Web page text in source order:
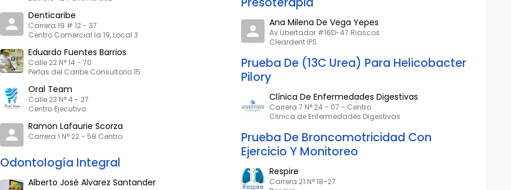
Denticaribe
Carrera 19 # 12 - 37
Centro Comercial la 19, Local 3
Eduardo Fuentes Barrios
Calle 22 N° 14 - 70
Perlas del Caribe Consultorio 15
Oral Team
Calle 23 N° 4 - 27
Centro Ejecutivo
Ramon Lafaurie Scorza
Carrera 1 N° 22 - 58 Centro
Odontología Integral
Alberto José Alvarez Santander
Ana Milena De Vega Yepes
Av Libertador #16D-47 Riascos
Cleardent IPS
Prueba De (13C Urea) Para Helicobacter
Pilory
Clínica De Enfermedades Digestivas
Carrera 7 N° 24 - 07 - Centro
Clinica de Enfermedades Digestivas
Prueba De Broncomotricidad Con
Ejercicio Y Monitoreo
Respire
Carrera 21 N° 18-27